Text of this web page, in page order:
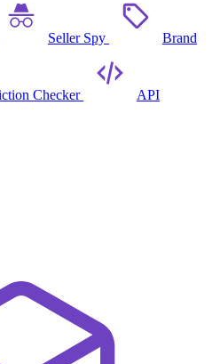
Seller Spy Brand
Checker
API